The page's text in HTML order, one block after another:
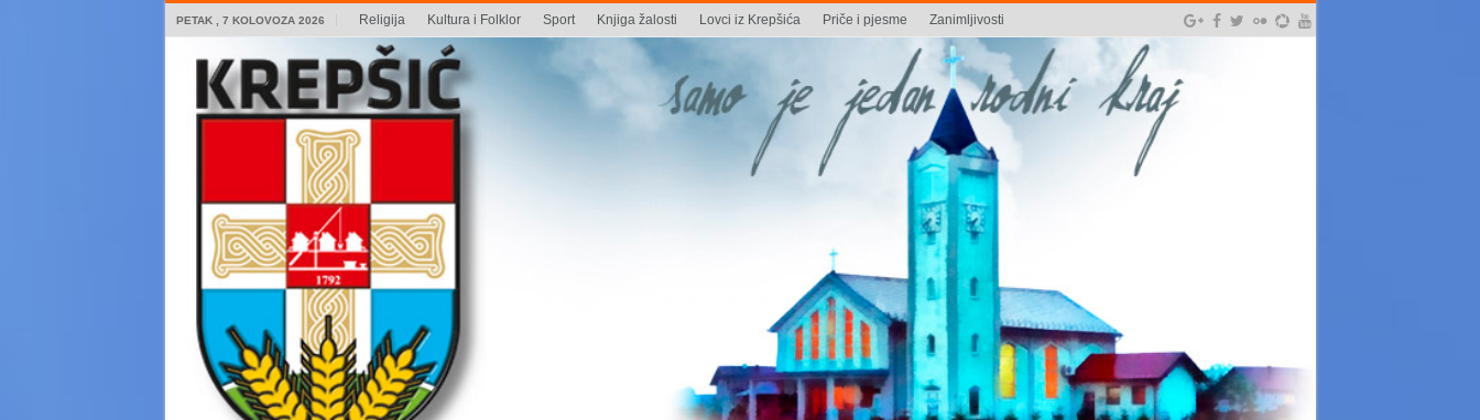
PETAK , 7 KOLOVOZA 2026 Religija Kultura i Folklor Sport Knjiga žalosti Lovci iz Krepšića Priče i pjesme Zanimljivosti